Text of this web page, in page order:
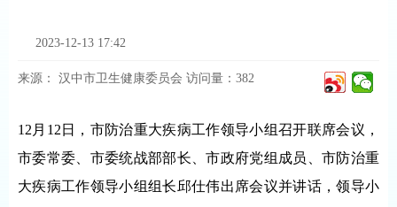
2023-12-13 17:42
来源： 汉中市卫生健康委员会 访问量： 382
12月12日，市防治重大疾病工作领导小组召开联席会议，
市委常委、市委统战部部长、市政府党组成员、市防治重
大疾病工作领导小组组长邱仕伟出席会议并讲话，领导小